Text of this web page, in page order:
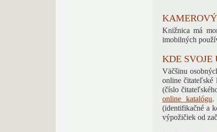
Knižnica má
imobilných
KDE SVOJE
Väčšinu
online čitateľské
(číslo
online katalógu.
(identifikačné a
výpožičiek od